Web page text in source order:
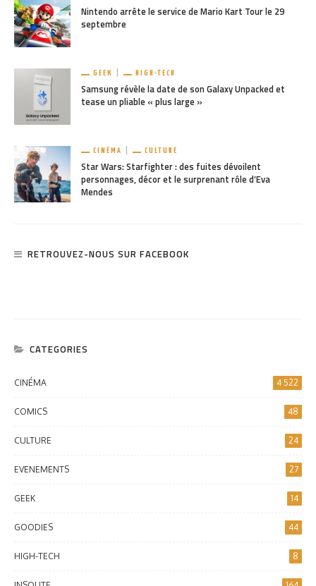
Nintendo arrête le service de Mario Kart Tour le 29
septembre
GEEK HIGH-TECH
Samsung révèle la date de son Galaxy Unpacked et
tease un pliable « plus large »
CINÉMA CULTURE
Star Wars: Starfighter : des fuites dévoilent
personnages, décor et le surprenant rôle d’Eva
Mendes
RETROUVEZ-NOUS SUR FACEBOOK
CATEGORIES
CINÉMA 4 522
COMICS 48
CULTURE 24
EVENEMENTS 27
GEEK 14
GOODIES 44
HIGH-TECH 8